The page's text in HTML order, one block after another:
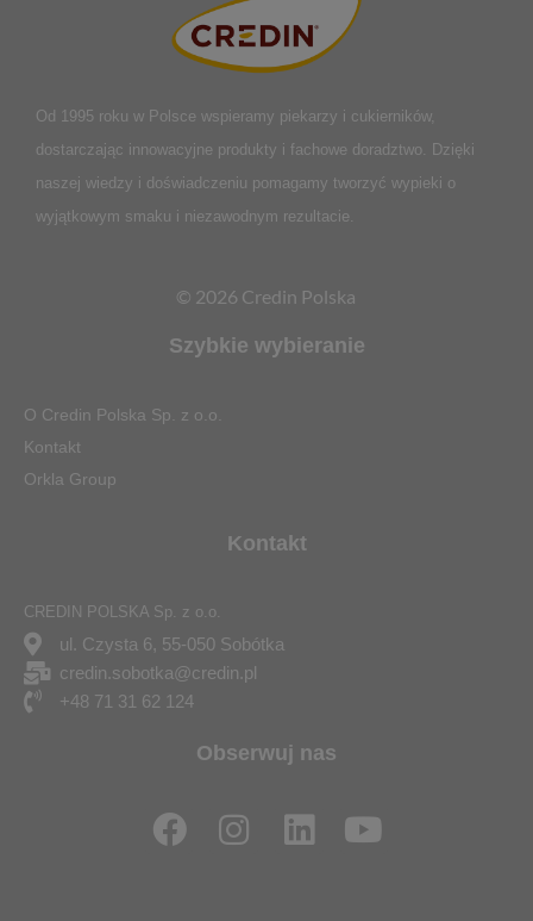
Od 1995 roku w Polsce wspieramy piekarzy i cukierników,
dostarczając innowacyjne produkty i fachowe doradztwo. Dzięki
naszej wiedzy i doświadczeniu pomagamy tworzyć wypieki o
wyjątkowym smaku i niezawodnym rezultacie.
© 2026 Credin Polska
Szybkie wybieranie
O Credin Polska Sp. z o.o.
Kontakt
Orkla Group
Kontakt
CREDIN POLSKA Sp. z o.o.
ul. Czysta 6, 55-050 Sobótka
credin.sobotka@credin.pl
+48 71 31 62 124
Obserwuj nas
F
a
I
n
L
i
Y